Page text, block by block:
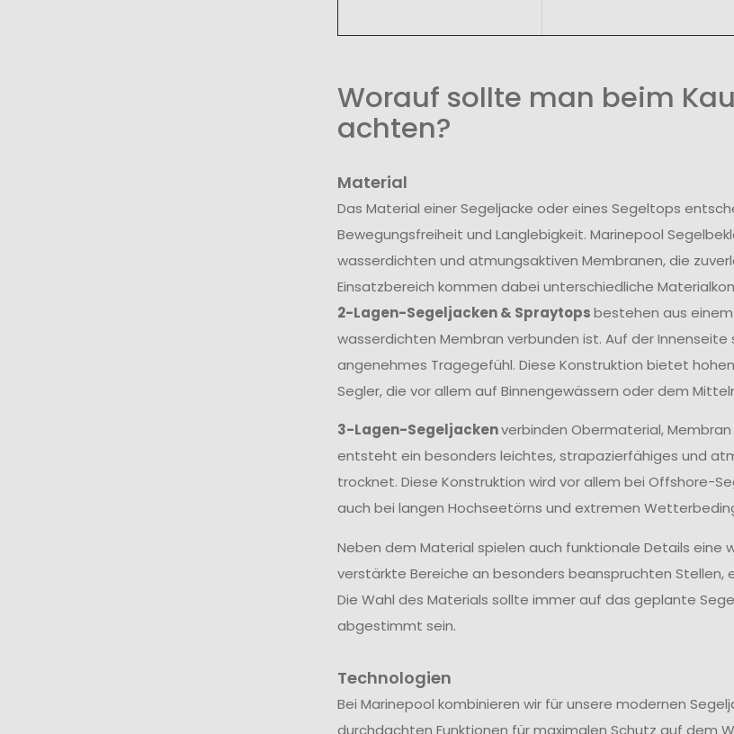
Worauf sollte man beim
achten?
Material
Das Material einer Segeljacke oder eines Segeltops
Bewegungsfreiheit und Langlebigkeit. Marinepool
wasserdichten und atmungsaktiven Membranen, die
Einsatzbereich kommen dabei unterschiedliche
2-Lagen-Segeljacken & Spraytopsbestehen aus
wasserdichten Membran verbunden ist. Auf der
angenehmes Tragegefühl. Diese Konstruktion bietet
Segler, die vor allem auf Binnengewässern oder dem
3-Lagen-Segeljackenverbinden Obermaterial,
entsteht ein besonders leichtes, strapazierfähiges und
trocknet. Diese Konstruktion wird vor allem bei Offshore-
auch bei langen Hochseetörns und extremen
Neben dem Material spielen auch funktionale Details eine
verstärkte Bereiche an besonders beanspruchten
Die Wahl des Materials sollte immer auf das geplante
abgestimmt sein.
Technologien
Bei Marinepool kombinieren wir für unsere modernen
durchdachten Funktionen für maximalen Schutz auf dem